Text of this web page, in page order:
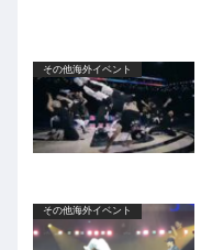
その他海外イベント
その他海外イベント